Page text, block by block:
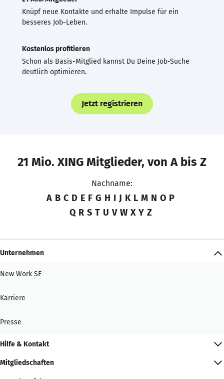
Knüpf neue Kontakte und erhalte Impulse für ein
besseres Job-Leben.
Kostenlos profitieren
Schon als Basis-Mitglied kannst Du Deine Job-Suche
deutlich optimieren.
Jetzt registrieren
21 Mio. XING Mitglieder, von A bis Z
Nachname:
A B C D E F G H I J K L M N O P
Q R S T U V W X Y Z
Unternehmen
New Work SE
Karriere
Presse
Hilfe & Kontakt
Mitgliedschaften